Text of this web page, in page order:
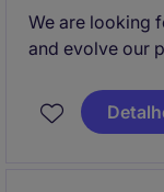
We are looking
and evolve our
and external
strengthening